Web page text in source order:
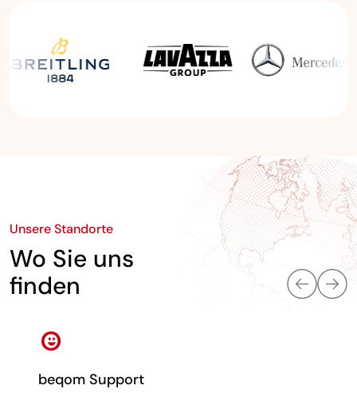
Unsere Standorte
Wo Sie uns
finden
beqom Support